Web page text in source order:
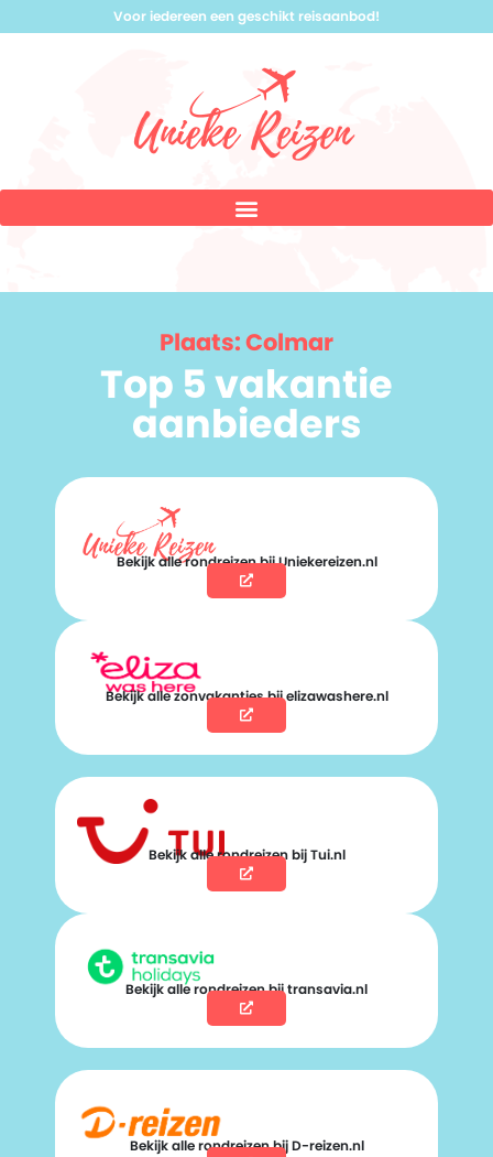
Voor iedereen een geschikt reisaanbod!
Plaats: Colmar
Top 5 vakantie
aanbieders
Bekijk alle rondreizen bij Uniekereizen.nl
Bekijk alle zonvakanties bij elizawashere.nl
Bekijk alle rondreizen bij Tui.nl
Bekijk alle rondreizen bij transavia.nl
Bekijk alle rondreizen bij D-reizen.nl